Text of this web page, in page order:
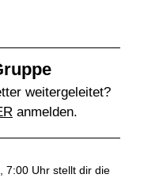
weitergeleitet?
anmelden.
7:00 Uhr stellt dir die